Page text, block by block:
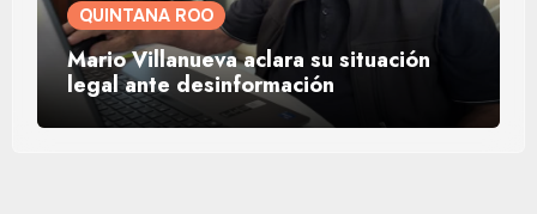
QUINTANA ROO
Mario Villanueva aclara su situación
legal ante desinformación